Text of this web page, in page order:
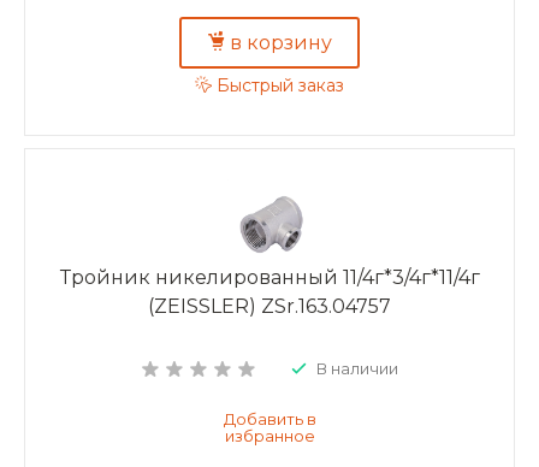
в корзину
Быстрый заказ
Тройник никелированный 11/4г*3/4г*11/4г
(ZEISSLER) ZSr.163.04757
В наличии